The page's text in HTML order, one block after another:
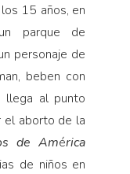
15 años, en
parque de
personaje de
beben con
llega al punto
el aborto de la
de América
de niños en